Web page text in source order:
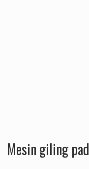
Mesin giling